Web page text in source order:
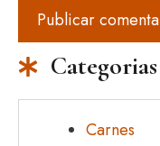
Categorias
Carnes